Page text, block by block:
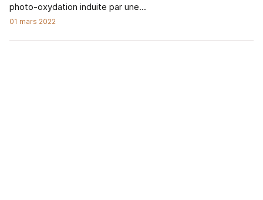
photo-oxydation induite par une...
01 mars 2022